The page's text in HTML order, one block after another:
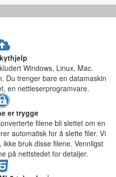
Windows, Linux, Mac.
Du trenger bare en datamaskin
en nettleserprogramvare.
er trygge
filene bli slettet om en
automatisk for å slette filer. Vi
bruk disse filene. Vennligst
på nettstedet for detaljer.